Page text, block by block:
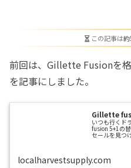
この記事は
前回は、Gillette Fusionを
を記事にしました。
Gillette
いつも行くド
fusion 5+1の
セールを見つ
ッハシンスリ
localharvestsupply.com